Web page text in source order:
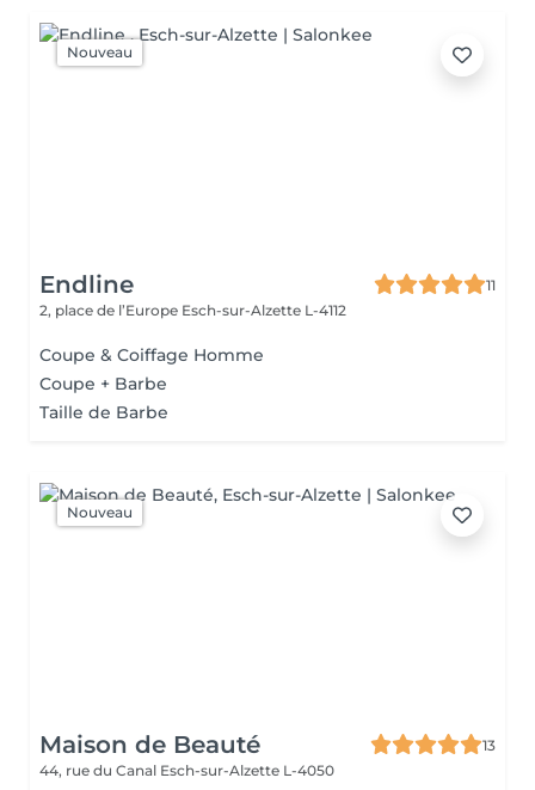
Nouveau
Endline
11
2, place de l’Europe Esch-sur-Alzette L-4112
Coupe & Coiffage Homme
Coupe + Barbe
Taille de Barbe
Nouveau
Maison de Beauté
13
44, rue du Canal Esch-sur-Alzette L-4050